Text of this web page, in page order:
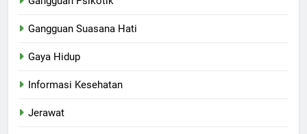
Gangguan Suasana Hati
Gaya Hidup
Informasi Kesehatan
Jerawat